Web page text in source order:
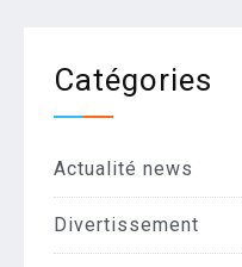
Catégories
Actualité news
Divertissement